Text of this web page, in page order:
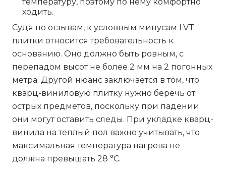
ходить.
Судя по отзывам, к условным минусам LVT
плитки относится требовательность к
основанию. Оно должно быть ровным, с
перепадом высот не более 2 мм на 2 погонных
метра. Другой нюанс заключается в том, что
кварц-виниловую плитку нужно беречь от
острых предметов, поскольку при падении
они могут оставить следы. При укладке кварц-
винила на теплый пол важно учитывать, что
максимальная температура нагрева не
должна превышать 28 °C.